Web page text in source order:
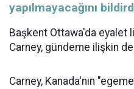
yapılmayacağını
Başkent Ottawa'da eyalet
Carney, gündeme ilişkin
Carney, Kanada'nın